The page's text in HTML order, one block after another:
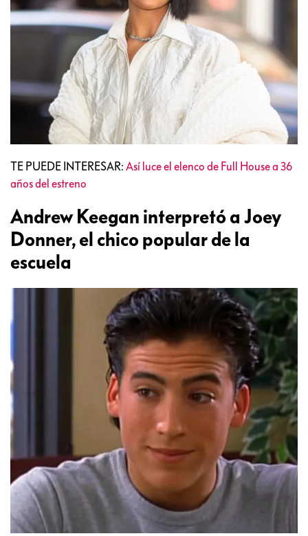
TE PUEDE INTERESAR: Así luce el elenco de Full House a 36
años del estreno
Andrew Keegan interpretó a Joey
Donner, el chico popular de la
escuela